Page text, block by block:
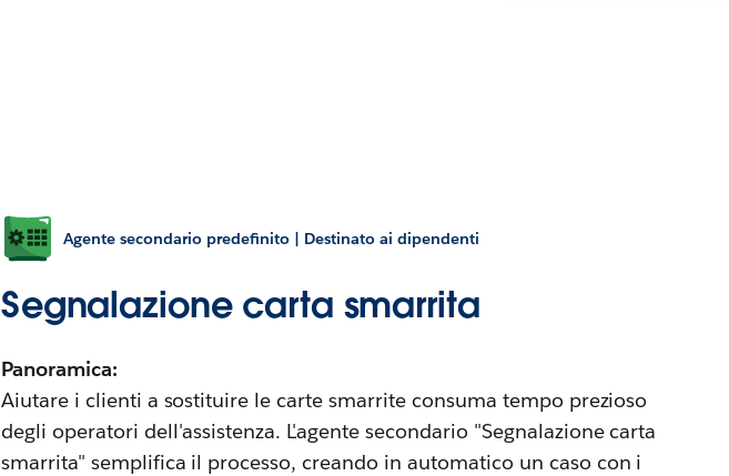
Agente secondario predefinito | Destinato ai dipendenti
Segnalazione carta smarrita
Panoramica:
Aiutare i clienti a sostituire le carte smarrite consuma tempo prezioso
degli operatori dell'assistenza. L'agente secondario "Segnalazione carta
smarrita" semplifica il processo, creando in automatico un caso con i